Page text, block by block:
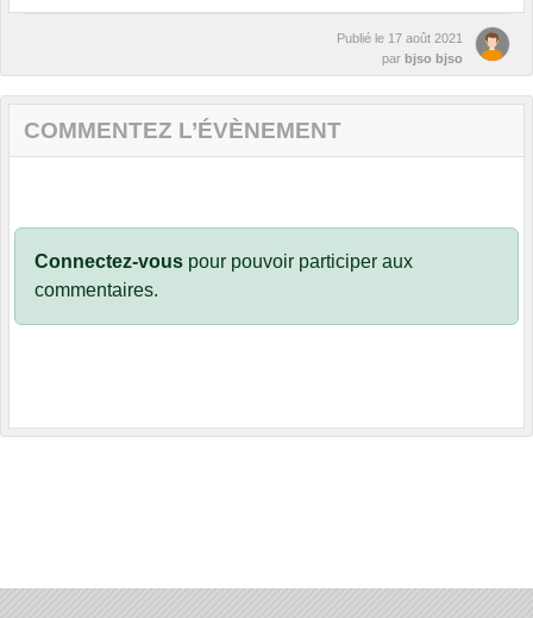
Publié le 17 août 2021
par bjso bjso
COMMENTEZ L’ÉVÈNEMENT
Connectez-vous pour pouvoir participer aux
commentaires.